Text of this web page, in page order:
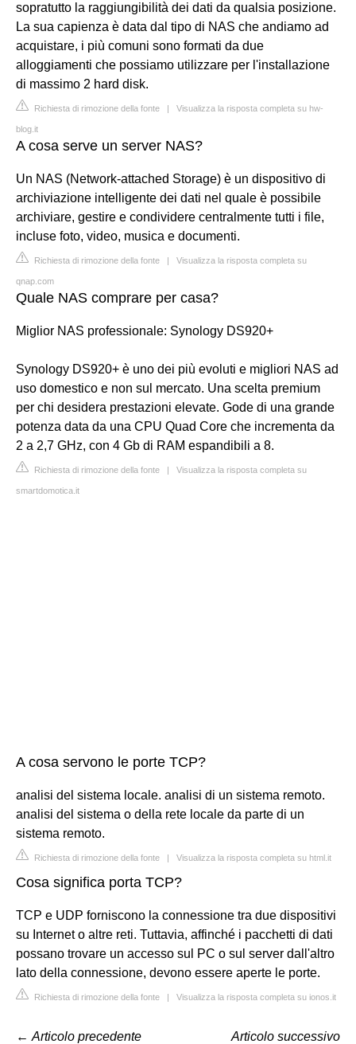
sopratutto la raggiungibilità dei dati da qualsia posizione.
La sua capienza è data dal tipo di NAS che andiamo ad
acquistare, i più comuni sono formati da due
alloggiamenti che possiamo utilizzare per l'installazione
di massimo 2 hard disk.
Richiesta di rimozione della fonte | Visualizza la risposta completa su hw-
blog.it
A cosa serve un server NAS?
Un NAS (Network-attached Storage) è un dispositivo di
archiviazione intelligente dei dati nel quale è possibile
archiviare, gestire e condividere centralmente tutti i file,
incluse foto, video, musica e documenti.
Richiesta di rimozione della fonte | Visualizza la risposta completa su
qnap.com
Quale NAS comprare per casa?
Miglior NAS professionale: Synology DS920+
Synology DS920+ è uno dei più evoluti e migliori NAS ad
uso domestico e non sul mercato. Una scelta premium
per chi desidera prestazioni elevate. Gode di una grande
potenza data da una CPU Quad Core che incrementa da
2 a 2,7 GHz, con 4 Gb di RAM espandibili a 8.
Richiesta di rimozione della fonte | Visualizza la risposta completa su
smartdomotica.it
A cosa servono le porte TCP?
analisi del sistema locale. analisi di un sistema remoto.
analisi del sistema o della rete locale da parte di un
sistema remoto.
Richiesta di rimozione della fonte | Visualizza la risposta completa su html.it
Cosa significa porta TCP?
TCP e UDP forniscono la connessione tra due dispositivi
su Internet o altre reti. Tuttavia, affinché i pacchetti di dati
possano trovare un accesso sul PC o sul server dall'altro
lato della connessione, devono essere aperte le porte.
Richiesta di rimozione della fonte | Visualizza la risposta completa su ionos.it
← Articolo precedente
Articolo successivo